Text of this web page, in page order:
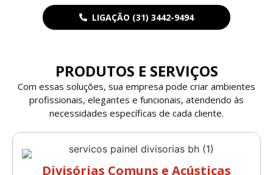
LIGAÇÃO (31) 3442-9494
Divisórias Comuns e Acústicas
PRODUTOS E SERVIÇOS
Com essas soluções, sua empresa pode criar ambientes
profissionais, elegantes e funcionais, atendendo às
necessidades específicas de cada cliente.